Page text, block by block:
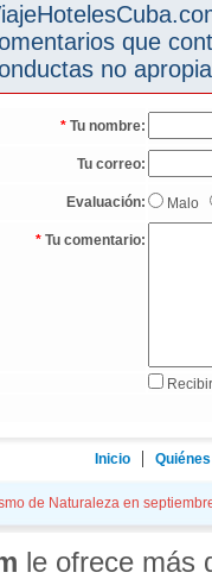
que
no
* Tu nombre:
Tu correo:
Evaluación: Malo
* Tu comentario:
Inicio
de Naturaleza en
le ofrece más